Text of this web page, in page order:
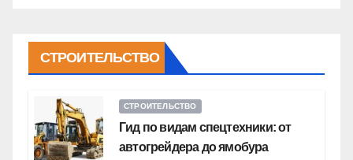
СТРОИТЕЛЬСТВО
СТРОИТЕЛЬСТВО
Гид по видам спецтехники: от
автогрейдера до ямобура